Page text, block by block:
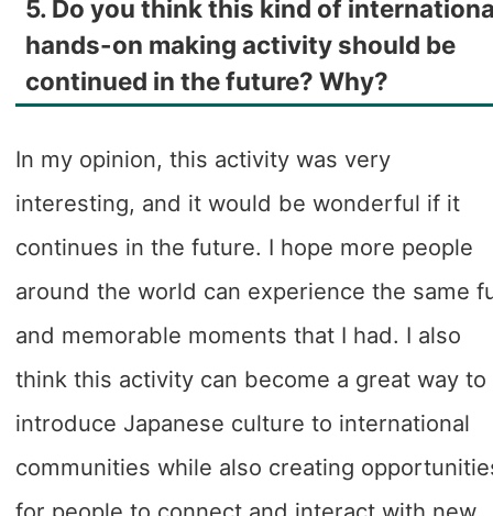
5. Do you think this kind of
hands-on making activity should be
continued in the future? Why?
In my opinion, this activity was very
interesting, and it would be wonderful if it
continues in the future. I hope more people
around the world can experience the same
and memorable moments that I had. I also
think this activity can become a great way to
introduce Japanese culture to international
communities while also creating